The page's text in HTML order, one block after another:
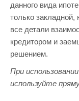
данного вида
только закладной,
все детали
кредитором и
решением.
При
используйте